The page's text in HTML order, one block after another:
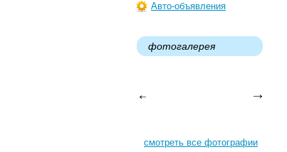
Авто-объявления
фотогалерея
смотреть все фотографии